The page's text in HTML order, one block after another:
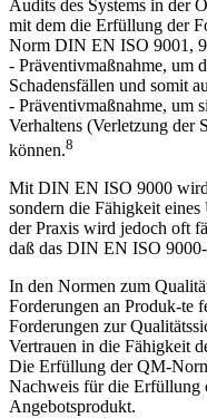
Audits des Systems in der
mit dem die Erfüllung der
Norm DIN EN ISO 9001,
- Präventivmaßnahme, um
Schadensfällen und somit
- Präventivmaßnahme, um
Verhaltens (Verletzung der
können.8
Mit DIN EN ISO 9000 wird
sondern die Fähigkeit
der Praxis wird jedoch oft
daß das DIN EN ISO
In den Normen zum
Forderungen an Produk-te
Forderungen zur
Vertrauen in die Fähigkeit
Die Erfüllung der QM-
Nachweis für die Erfüllung
Angebotsprodukt.